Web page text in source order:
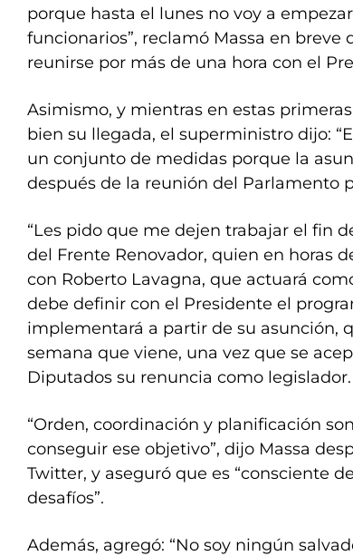
porque hasta el lunes no voy a
funcionarios”, reclamó Massa en breve
reunirse por más de una hora con el
Asimismo, y mientras en estas
bien su llegada, el superministro dijo:
un conjunto de medidas porque la
después de la reunión del Parlamento
“Les pido que me dejen trabajar el fin
del Frente Renovador, quien en horas
con Roberto Lavagna, que actuará
debe definir con el Presidente el
implementará a partir de su asunción,
semana que viene, una vez que se
Diputados su renuncia como legislador.
“Orden, coordinación y planificación
conseguir ese objetivo”, dijo Massa
Twitter, y aseguró que es “consciente
desafíos”.
Además, agregó: “No soy ningún